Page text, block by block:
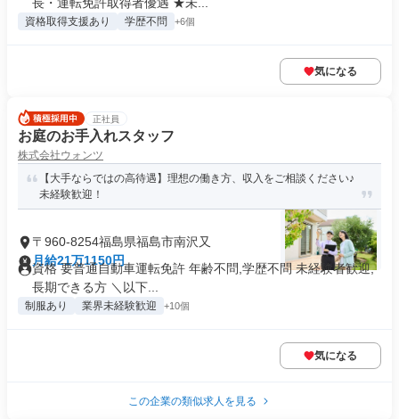
資格取得支援あり 学歴不問 +6個
気になる
正社員
お庭のお手入れスタッフ
株式会社ウォンツ
【大手ならではの高待遇】理想の働き方、収入をご相談ください♪
未経験歓迎！
〒960-8254福島県福島市南沢又
月給21万1150円
資格 要普通自動車運転免許 年齢不問,学歴不問 未経験者歓迎,
長期できる方 ＼以下...
制服あり 業界未経験歓迎 +10個
気になる
この企業の類似求人を見る